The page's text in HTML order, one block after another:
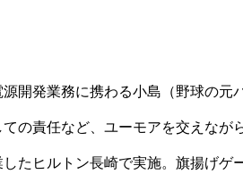
開発業務に携わる小島（野球の
の責任など、ユーモアを交えなが
たヒルトン長崎で実施。旗揚げ